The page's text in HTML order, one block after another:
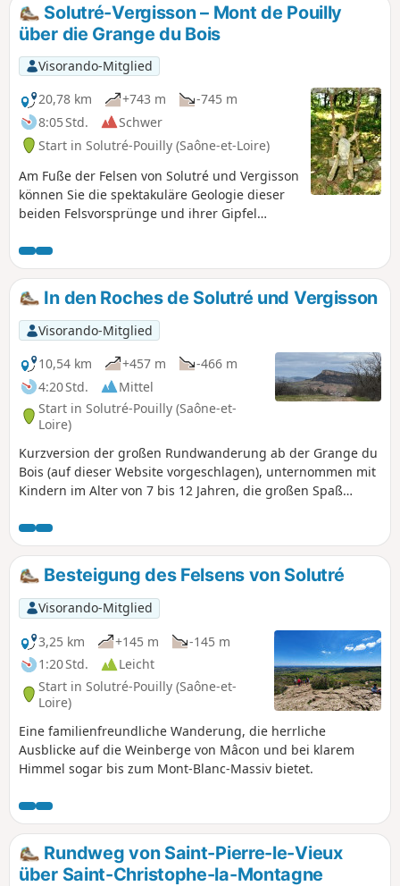
Solutré-Vergisson – Mont de Pouilly
über die Grange du Bois
Visorando-Mitglied
20,78 km
+743 m
-745 m
8:05 Std.
Schwer
Start in Solutré-Pouilly (Saône-et-Loire)
Am Fuße der Felsen von Solutré und Vergisson
können Sie die spektakuläre Geologie dieser
beiden Felsvorsprünge und ihrer Gipfel
Panoramablick auf das Beaujolais, das Saône-
Tal und das Val Lamartine.Auf dieser langen
Wanderung folgen Sie demFernwanderweg
GR®®76durch den kühlen Wald Bois des
Bruyères.Auf dem Rückweg können Sie von
der Grange du Bois und dem Gipfel des Mont
de Pouilly aus Chasselas, Mâcon, das Saône-
Tal und sogar die Alpen bewundern.
In den Roches de Solutré und Vergisson
Visorando-Mitglied
10,54 km
+457 m
-466 m
4:20 Std.
Mittel
Start in Solutré-Pouilly (Saône-et-
Loire)
Kurzversion der großen Rundwanderung ab der Grange du
Bois (auf dieser Website vorgeschlagen), unternommen mit
Kindern im Alter von 7 bis 12 Jahren, die großen Spaß
Besteigung des Felsens von Solutré
Visorando-Mitglied
3,25 km
+145 m
-145 m
1:20 Std.
Leicht
Start in Solutré-Pouilly (Saône-et-
Loire)
Eine familienfreundliche Wanderung, die herrliche
Ausblicke auf die Weinberge von Mâcon und bei klarem
Himmel sogar bis zum Mont-Blanc-Massiv bietet.
Rundweg von Saint-Pierre-le-Vieux
über Saint-Christophe-la-Montagne